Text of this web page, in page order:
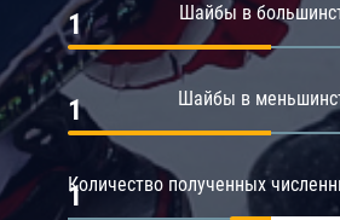
Шайбы в
1
Шайбы в
1
Количество полученных
1